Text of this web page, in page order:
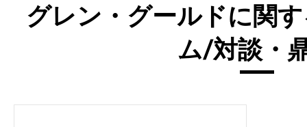
グレン・グールドに関
ム/対談・